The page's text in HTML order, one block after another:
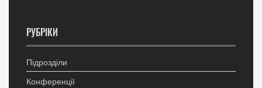
РУБРІКИ
Підрозділи
Конференції